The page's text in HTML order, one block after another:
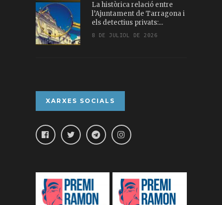
La històrica relació entre
l’Ajuntament de Tarragona i
els detectius privats:...
8 DE JULIOL DE 2026
XARXES SOCIALS